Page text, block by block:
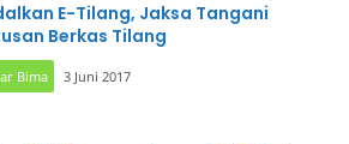
E-Tilang, Jaksa Tangani
Berkas Tilang
Bima 3 Juni 2017